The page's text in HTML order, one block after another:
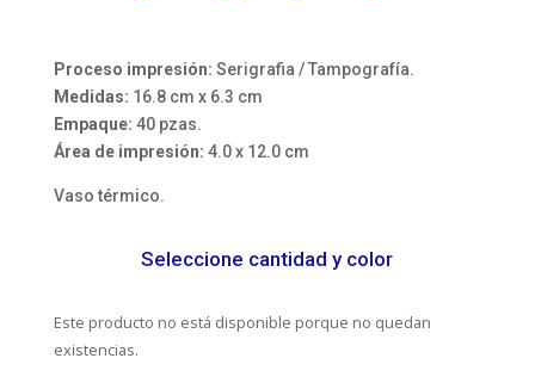
Proceso impresión: Serigrafia / Tampografía.
Medidas: 16.8 cm x 6.3 cm
Empaque: 40 pzas.
Área de impresión: 4.0 x 12.0 cm
Vaso térmico.
Seleccione cantidad y color
Este producto no está disponible porque no quedan
existencias.